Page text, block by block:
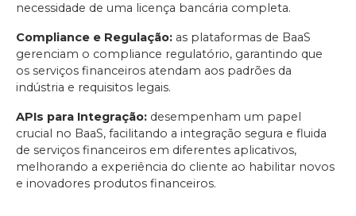
necessidade de uma licença bancária completa.
Compliance e Regulação: as plataformas de BaaS
gerenciam o compliance regulatório, garantindo que
os serviços financeiros atendam aos padrões da
indústria e requisitos legais.
APIs para Integração: desempenham um papel
crucial no BaaS, facilitando a integração segura e fluida
de serviços financeiros em diferentes aplicativos,
melhorando a experiência do cliente ao habilitar novos
e inovadores produtos financeiros.